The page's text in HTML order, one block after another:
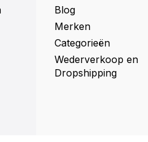
Blog
Merken
Categorieën
Wederverkoop en
Dropshipping